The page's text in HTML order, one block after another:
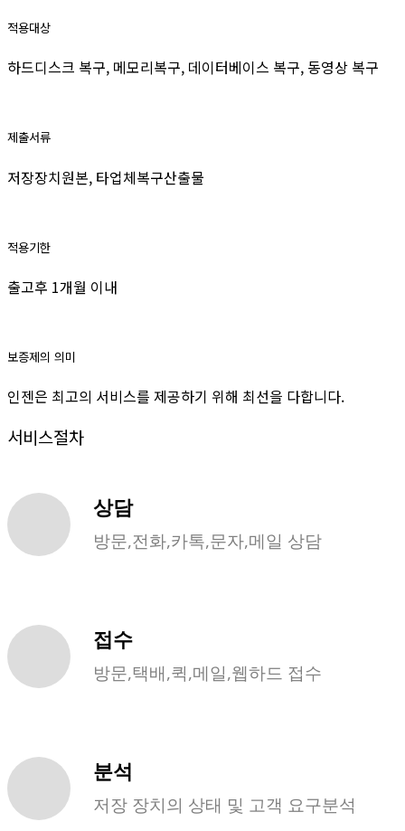
적용대상
하드디스크 복구, 메모리복구, 데이터베이스 복구, 동영상 복구
제출서류
저장장치원본, 타업체복구산출물
적용기한
출고후 1개월 이내
보증제의 의미
인젠은 최고의 서비스를 제공하기 위해 최선을 다합니다.
서비스절차
상담
방문,전화,카톡,문자,메일 상담
접수
방문,택배,퀵,메일,웹하드 접수
분석
저장 장치의 상태 및 고객 요구분석